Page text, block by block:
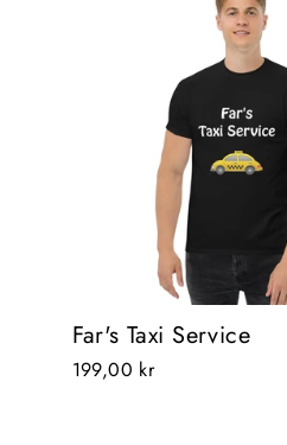
Far's Taxi Service
199,00 kr